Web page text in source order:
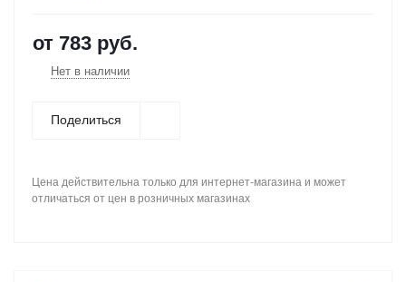
от 783 руб.
Нет в наличии
Поделиться
Цена действительна только для интернет-магазина и может
отличаться от цен в розничных магазинах